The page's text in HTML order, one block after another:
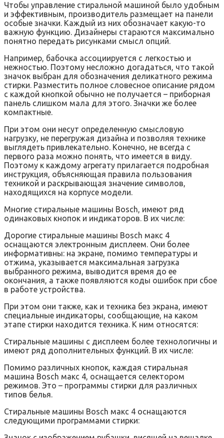
Чтобы управление стиральной машиной было удобным
и эффективным, производитель размещает на панели
особые значки. Каждый из них обозначает какую-то
важную функцию. Дизайнеры стараются максимально
понятно передать рисунками смысл опций.
Например, бабочка ассоциируется с легкостью и
нежностью. Поэтому несложно догадаться, что такой
значок выбран для обозначения деликатного режима
стирки. Разместить полное словесное описание рядом
с каждой кнопкой обычно не получается – приборная
панель слишком мала для этого. Значки же более
компактные.
При этом они несут определенную смысловую
нагрузку, не перегружая дизайна и позволяя технике
выглядеть привлекательно. Конечно, не всегда с
первого раза можно понять, что имеется в виду.
Поэтому к каждому агрегату прилагается подробная
инструкция, объясняющая правила пользования
техникой и раскрывающая значение символов,
находящихся на корпусе модели.
Многие стиральные машины Bosch, имеют ряд
одинаковых кнопок и индикаторов. В их числе:
Дорогие стиральные машины Bosch макс 4
оснащаются электронным дисплеем. Они более
информативны: на экране, помимо температуры и
отжима, указывается максимальная загрузка
выбранного режима, выводится время до ее
окончания, а также появляются коды ошибок при сбое
в работе устройства.
При этом они также, как и техника без экрана, имеют
специальные индикаторы, сообщающие, на каком
этапе стирки находится техника. К ним относятся:
Стиральные машины с дисплеем более технологичны и
имеют ряд дополнительных функций. В их числе:
Помимо различных кнопок, каждая стиральная
машина Bosch макс 4, оснащается селектором
режимов. Это – программы стирки для различных
типов белья.
Стиральные машины Bosch макс 4 оснащаются
следующими программами стирки: